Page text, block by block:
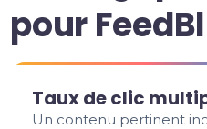
pour
Taux de clic
Un contenu pertinent